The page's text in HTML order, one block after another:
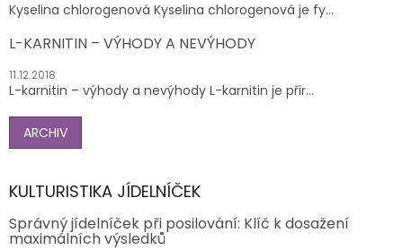
Kyselina chlorogenová Kyselina chlorogenová je fy...
L-KARNITIN – VÝHODY A NEVÝHODY
11.12.2018
L-karnitin – výhody a nevýhody L-karnitin je přir...
ARCHIV
KULTURISTIKA JÍDELNÍČEK
Správný jídelníček při posilování: Klíč k dosažení
maximálních výsledků